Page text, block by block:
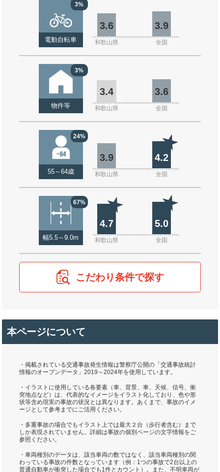
3%
電動自転車
3.6 3.9
和歌山県 全国
3%
物件等
3.4 3.6
和歌山県 全国
24%
55～64歳
3.9 4.2
和歌山県 全国
67%
幅5.5～9.0m
4.7 5.0
和歌山県 全国
こだわり条件で探す
本ページについて
・掲載されている交通事故発生情報は警察庁公開の「交通事故統計
情報のオープンデータ」2019～2024年を使用しています。
・イラストに使用している各要素（車、背景、車、天候、信号、衝
突地点など）は、代表的なイメージをイラスト化しており、色や形
状等含め現実の事故の状況とは異なります。あくまで、事故のイメ
ージとして参考までにご活用ください。
・多重事故の場合でもイラスト上では最大２台（歩行者含む）まで
しか表現されていません。詳細は事故の個別ページの文字情報をご
参照ください。
・車両種別のデータは、該当車両の数ではなく、該当車両種別の関
わっている事故の件数となっています（例：1つの事故で2台以上の
普通自動車が衝突した場合でも1件とカウント）。また、不明車両が